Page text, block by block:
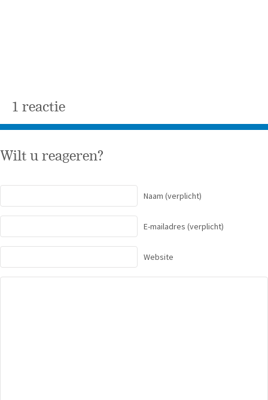
1 reactie
Wilt u reageren?
Naam (verplicht)
E-mailadres (verplicht)
Website